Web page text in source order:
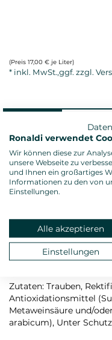
(Preis 17,00 € je Liter)
Rotwein, trocken
Alkoholgehalt: 13,5 %vol.
Allergenhinweis: enthält
Verschluss: Naturkorken
Land: Italien,
Rebsorte: Lagrein
Zutaten: Trauben,
Antioxidationsmittel
Metaweinsäure und/
arabicum), Unter
Ronaldi verwendet
Wir können diese zur
unsere Webseite zu
und Ihnen ein großartiges
Informationen zu den von
Einstellungen.
Alle akzeptieren
Einstellungen